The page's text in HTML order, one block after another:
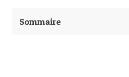
Sommaire